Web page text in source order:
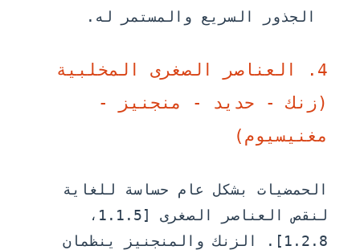
الجذور السريع والمستمر له.
4. العناصر الصغرى المخلبية
(زنك - حديد - منجنيز -
مغنيسيوم)
الحمضيات بشكل عام حساسة للغاية
لنقص العناصر الصغرى [1.1.5،
1.2.8]. الزنك والمنجنيز ينظمان